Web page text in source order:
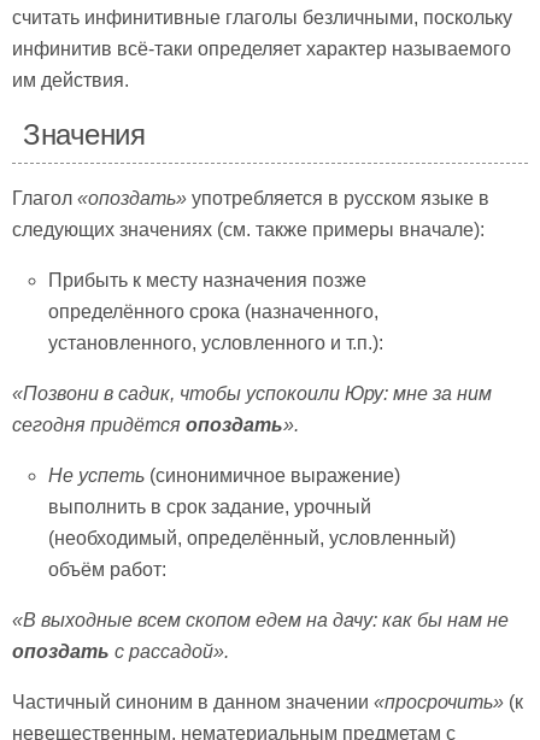
считать инфинитивные глаголы безличными, поскольку
инфинитив всё-таки определяет характер называемого
им действия.
Значения
Глагол «опоздать» употребляется в русском языке в
следующих значениях (см. также примеры вначале):
Прибыть к месту назначения позже
определённого срока (назначенного,
установленного, условленного и т.п.):
«Позвони в садик, чтобы успокоили Юру: мне за ним
сегодня придётся опоздать».
Не успеть (синонимичное выражение)
выполнить в срок задание, урочный
(необходимый, определённый, условленный)
объём работ:
«В выходные всем скопом едем на дачу: как бы нам не
опоздать с рассадой».
Частичный синоним в данном значении «просрочить» (к
невещественным, нематериальным предметам с